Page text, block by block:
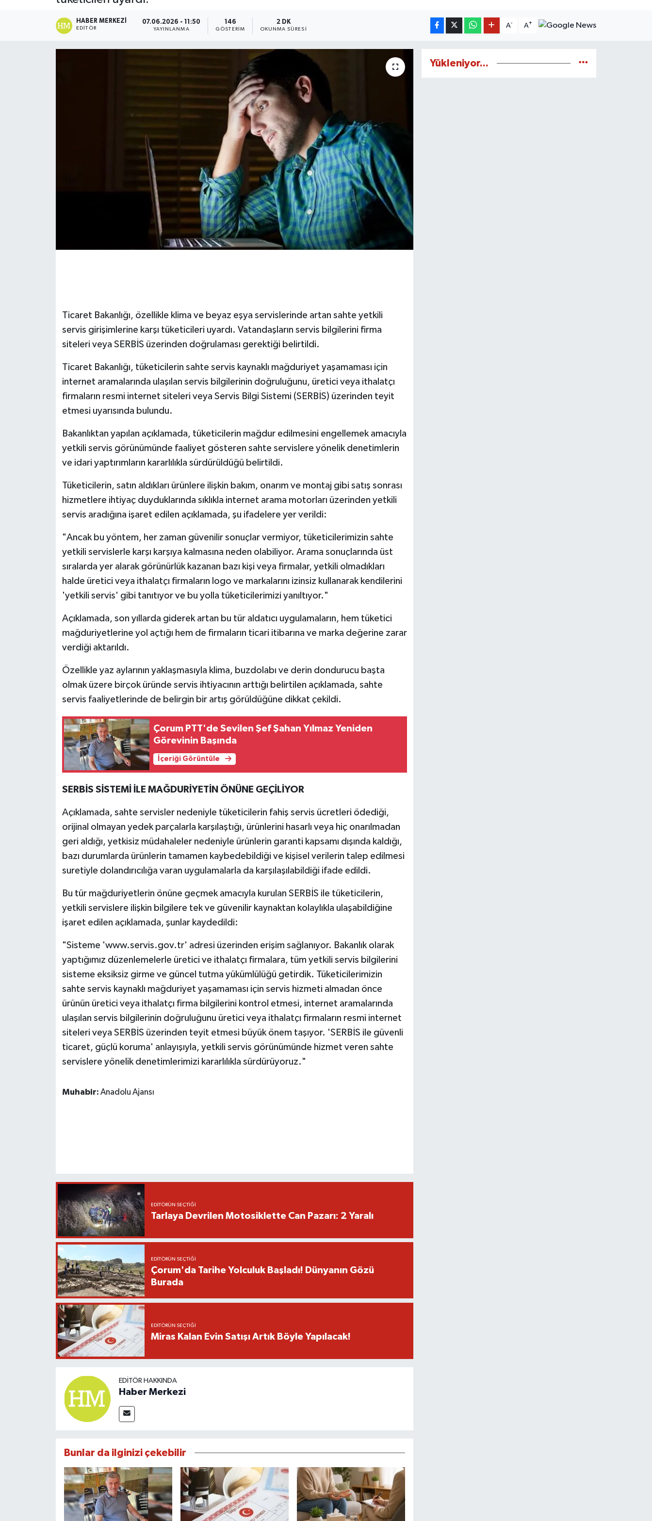
HABER MERKEZI
EDITÖR
07.06.2026 - 11:50
YAYINLANMA
146
GÖSTERIM
2 DK
OKUNMA SÜRESI
A- A+
Ticaret Bakanlığı, özellikle klima ve beyaz eşya servislerinde artan sahte yetkili
servis girişimlerine karşı tüketicileri uyardı. Vatandaşların servis bilgilerini firma
siteleri veya SERBİS üzerinden doğrulaması gerektiği belirtildi.
Ticaret Bakanlığı, tüketicilerin sahte servis kaynaklı mağduriyet yaşamaması için
internet aramalarında ulaşılan servis bilgilerinin doğruluğunu, üretici veya ithalatçı
firmaların resmi internet siteleri veya Servis Bilgi Sistemi (SERBİS) üzerinden teyit
etmesi uyarısında bulundu.
Bakanlıktan yapılan açıklamada, tüketicilerin mağdur edilmesini engellemek amacıyla
yetkili servis görünümünde faaliyet gösteren sahte servislere yönelik denetimlerin
ve idari yaptırımların kararlılıkla sürdürüldüğü belirtildi.
Tüketicilerin, satın aldıkları ürünlere ilişkin bakım, onarım ve montaj gibi satış sonrası
hizmetlere ihtiyaç duyduklarında sıklıkla internet arama motorları üzerinden yetkili
servis aradığına işaret edilen açıklamada, şu ifadelere yer verildi:
"Ancak bu yöntem, her zaman güvenilir sonuçlar vermiyor, tüketicilerimizin sahte
yetkili servislerle karşı karşıya kalmasına neden olabiliyor. Arama sonuçlarında üst
sıralarda yer alarak görünürlük kazanan bazı kişi veya firmalar, yetkili olmadıkları
halde üretici veya ithalatçı firmaların logo ve markalarını izinsiz kullanarak kendilerini
'yetkili servis' gibi tanıtıyor ve bu yolla tüketicilerimizi yanıltıyor."
Açıklamada, son yıllarda giderek artan bu tür aldatıcı uygulamaların, hem tüketici
mağduriyetlerine yol açtığı hem de firmaların ticari itibarına ve marka değerine zarar
verdiği aktarıldı.
Özellikle yaz aylarının yaklaşmasıyla klima, buzdolabı ve derin dondurucu başta
olmak üzere birçok üründe servis ihtiyacının arttığı belirtilen açıklamada, sahte
servis faaliyetlerinde de belirgin bir artış görüldüğüne dikkat çekildi.
Çorum PTT'de Sevilen Şef Şahan Yılmaz Yeniden
Görevinin Başında
İçeriği Görüntüle
SERBİS SİSTEMİ İLE MAĞDURİYETİN ÖNÜNE GEÇİLİYOR
Açıklamada, sahte servisler nedeniyle tüketicilerin fahiş servis ücretleri ödediği,
orijinal olmayan yedek parçalarla karşılaştığı, ürünlerini hasarlı veya hiç onarılmadan
geri aldığı, yetkisiz müdahaleler nedeniyle ürünlerin garanti kapsamı dışında kaldığı,
bazı durumlarda ürünlerin tamamen kaybedebildiği ve kişisel verilerin talep edilmesi
suretiyle dolandırıcılığa varan uygulamalarla da karşılaşılabildiği ifade edildi.
Bu tür mağduriyetlerin önüne geçmek amacıyla kurulan SERBİS ile tüketicilerin,
yetkili servislere ilişkin bilgilere tek ve güvenilir kaynaktan kolaylıkla ulaşabildiğine
işaret edilen açıklamada, şunlar kaydedildi:
"Sisteme 'www.servis.gov.tr' adresi üzerinden erişim sağlanıyor. Bakanlık olarak
yaptığımız düzenlemelerle üretici ve ithalatçı firmalara, tüm yetkili servis bilgilerini
sisteme eksiksiz girme ve güncel tutma yükümlülüğü getirdik. Tüketicilerimizin
sahte servis kaynaklı mağduriyet yaşamaması için servis hizmeti almadan önce
ürünün üretici veya ithalatçı firma bilgilerini kontrol etmesi, internet aramalarında
ulaşılan servis bilgilerinin doğruluğunu üretici veya ithalatçı firmaların resmi internet
siteleri veya SERBİS üzerinden teyit etmesi büyük önem taşıyor. 'SERBİS ile güvenli
ticaret, güçlü koruma' anlayışıyla, yetkili servis görünümünde hizmet veren sahte
servislere yönelik denetimlerimizi kararlılıkla sürdürüyoruz."
Muhabir: Anadolu Ajansı
EDITÖRÜN SEÇTIĞI
Tarlaya Devrilen Motosiklette Can Pazarı: 2 Yaralı
EDITÖRÜN SEÇTIĞI
Çorum'da Tarihe Yolculuk Başladı! Dünyanın Gözü
Burada
EDITÖRÜN SEÇTIĞI
Miras Kalan Evin Satışı Artık Böyle Yapılacak!
EDITÖR HAKKINDA
Haber Merkezi
Bunlar da ilginizi çekebilir
Yükleniyor...